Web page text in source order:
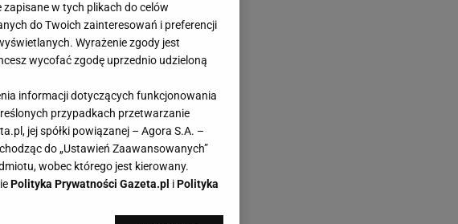
w tych plikach do celów
do Twoich zainteresowań i preferencji
Wyrażenie zgody jest
wycofać zgodę uprzednio udzieloną
informacji dotyczących funkcjonowania
przypadkach przetwarzanie
jej spółki powiązanej – Agora S.A. –
do „Ustawień Zaawansowanych”
wobec którego jest kierowany.
Polityka Prywatności Gazeta.pl iPolityka